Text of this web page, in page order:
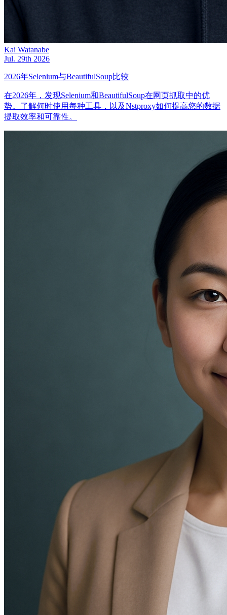
Kai Watanabe
Jul. 29th 2026
2026年Selenium与BeautifulSoup比较
在2026年，发现Selenium和BeautifulSoup在网页抓取中的优
势。了解何时使用每种工具，以及Nstproxy如何提高您的数据
提取效率和可靠性。